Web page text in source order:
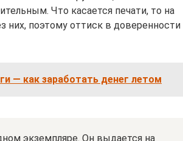
Что касается печати, то на
них, поэтому оттиск в доверенности
— как заработать денег летом
экземпляре. Он выдается на